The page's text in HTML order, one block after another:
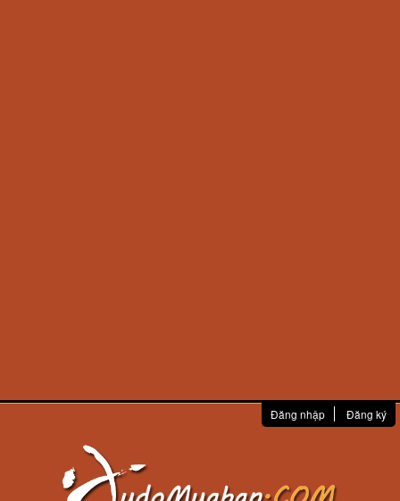
Đăng nhập Đăng ký